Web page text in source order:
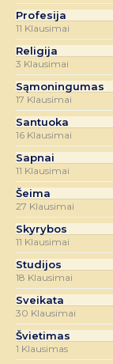
Profesija
11 Klausimai
Religija
3 Klausimai
Sąmoningumas
17 Klausimai
Santuoka
16 Klausimai
Sapnai
11 Klausimai
Šeima
27 Klausimai
Skyrybos
11 Klausimai
Studijos
18 Klausimai
Sveikata
30 Klausimai
Švietimas
1 Klausimas